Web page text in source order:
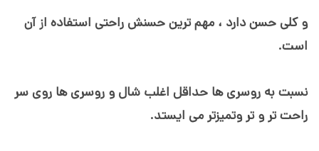
و کلی حسن دارد ، مهم ترین حسنش راحتی استفاده از آن
است.
نسبت به روسری ها حداقل اغلب شال و روسری ها روی سر
راحت تر و تر وتمیزتر می ایستد.